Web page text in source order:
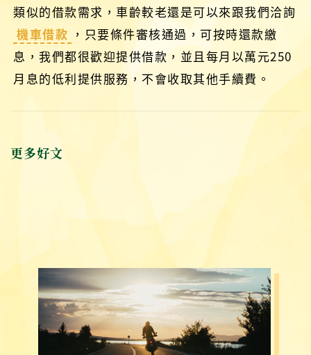
類似的借款需求，車齡較老還是可以來跟我們洽詢
機車借款 ，只要條件審核通過，可按時還款繳
息，我們都很歡迎提供借款，並且每月以萬元250
月息的低利提供服務，不會收取其他手續費。
更多好文